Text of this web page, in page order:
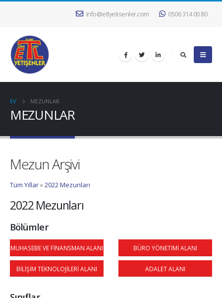
info@etlyetisenler.com 0506 314 00 80
EV MEZUNLAR
MEZUNLAR
Mezun Arşivi
Tüm Yıllar»2022 Mezunları
2022 Mezunları
Bölümler
MUHASEBE VE FİNANSMAN ALANI BÜRO YÖNETİMİ ALANI
BİLİŞİM TEKNOLOJİLERİ ALANI ADALET ALANI